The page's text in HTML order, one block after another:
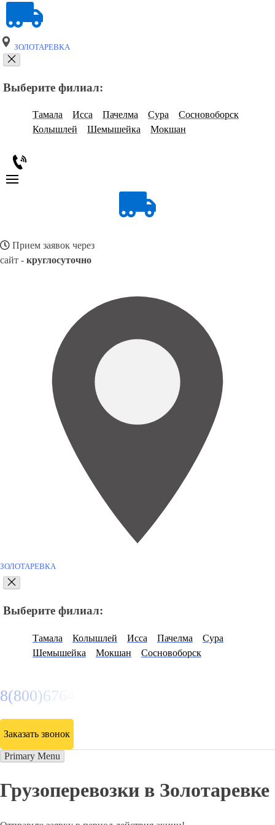
ЗОЛОТАРЕВКА
Выберите филиал:
Тамала Исса Пачелма Сура
Сосновоборск
Колышлей
Шемышейка Мокшан
Прием заявок через
сайт - круглосуточно
ЗОЛОТАРЕВКА
Выберите филиал:
Тамала Колышлей Исса Пачелма
Сура
Шемышейка
Мокшан Сосновоборск
8(800)6764935
Заказать звонок
Primary Menu
Грузоперевозки в Золотаревке